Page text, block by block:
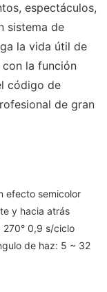
espectáculos,
sistema de
la vida útil de
con la función
código de
de gran
efecto semicolor
y hacia atrás
270° 0,9 s/ciclo
de haz: 5 ~ 32